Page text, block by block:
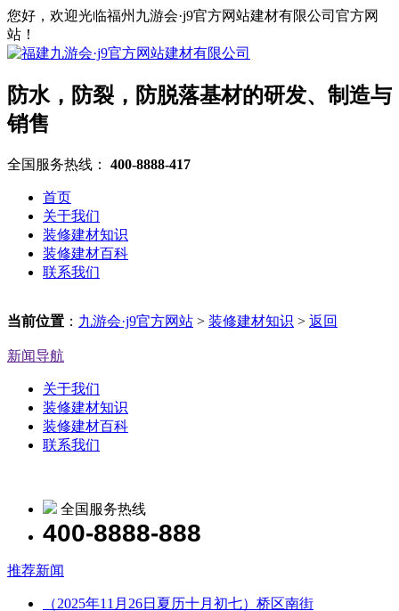
您好，欢迎光临福州九游会·j9官方网站建材有限公司官方网
站！
防水，防裂，防脱落基材的研发、制造与
销售
全国服务热线： 400-8888-417
首页
关于我们
装修建材知识
装修建材百科
联系我们
当前位置 ： 九游会·j9官方网站 > 装修建材知识 > 返回
新闻导航
关于我们
装修建材知识
装修建材百科
联系我们
全国服务热线
400-8888-888
推荐新闻
（2025年11月26日夏历十月初七）桥区南街